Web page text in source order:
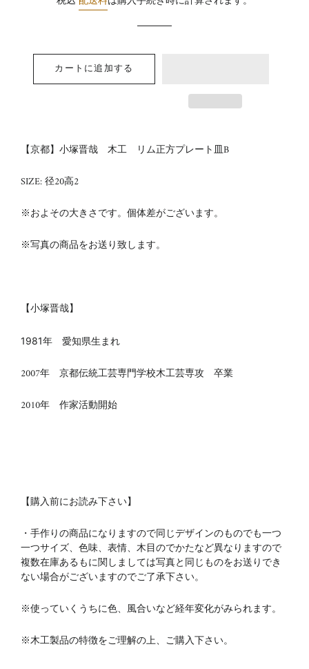
カートに追加する
【京都】小塚晋哉 木工 リム正方プレート皿B
SIZE: 径20高2
※およその大きさです。個体差がございます。
※写真の商品をお送り致します。
【小塚晋哉】
1981年 愛知県生まれ
2007年 京都伝統工芸専門学校木工芸専攻 卒業
2010年 作家活動開始
【購入前にお読み下さい】
・手作りの商品になりますので同じデザインのものでも一つ
一つサイズ、色味、表情、木目のでかたなど異なりますので
複数在庫あるもに関しましては写真と同じものをお送りでき
ない場合がございますのでご了承下さい。
※使っていくうちに色、風合いなど経年変化がみられます。
※木工製品の特徴をご理解の上、ご購入下さい。